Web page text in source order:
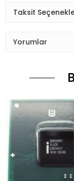
Taksit
Yorumlar